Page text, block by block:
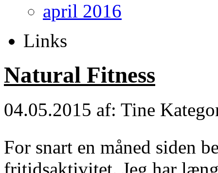
april 2016
Links
Natural Fitness
04.05.2015 af: Tine
For snart en måned siden
fritidsaktivitet. Jeg har